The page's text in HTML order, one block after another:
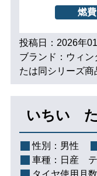
燃費
投稿日：2026年
ブランド：ウィ
たは同シリーズ
いちい
性別： 男性
車種： 日産
タイヤ使用月数